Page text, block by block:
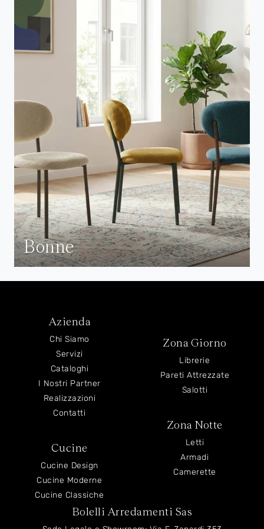
Bonne
Azienda
Chi Siamo
Servizi
Cataloghi
I Nostri Partner
Realizzazioni
Contatti
Cucine
Cucine Design
Cucine Moderne
Cucine Classiche
Zona Giorno
Librerie
Pareti Attrezzate
Salotti
Zona Notte
Letti
Armadi
Camerette
Bolelli Arredamenti Sas